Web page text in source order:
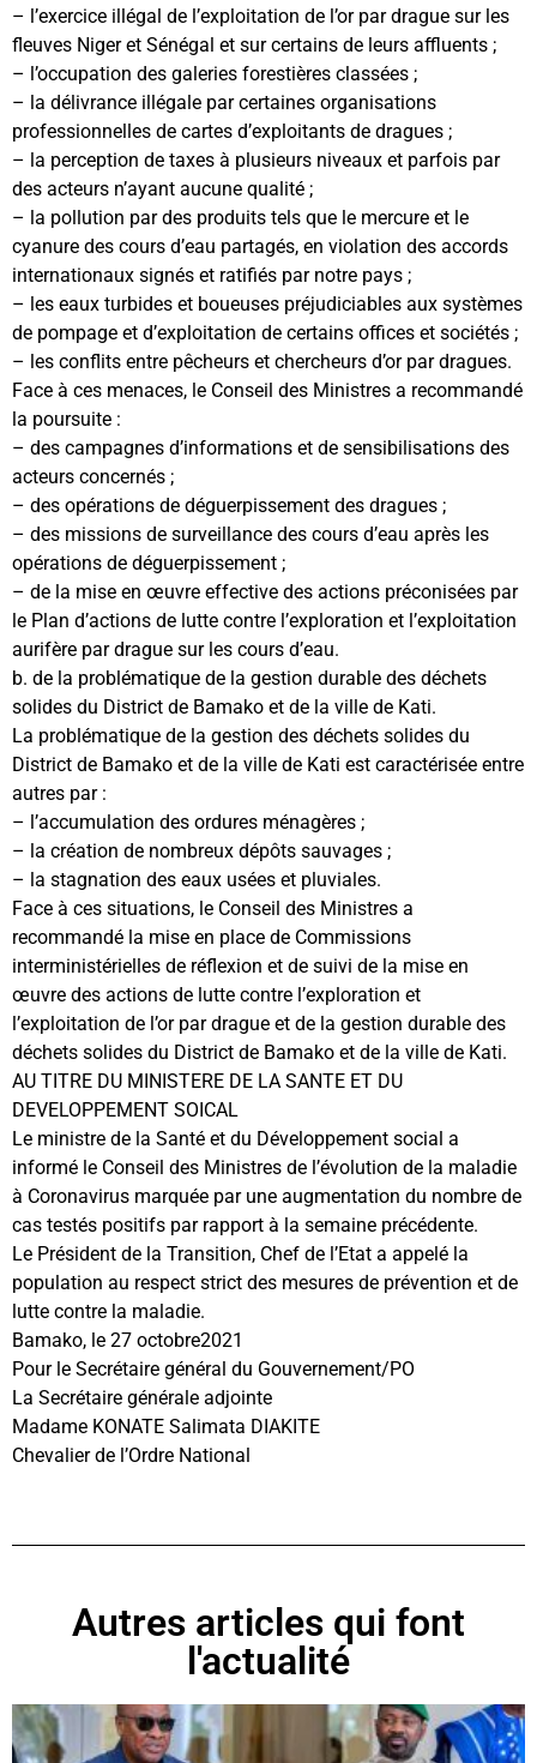
– l’exercice illégal de l’exploitation de l’or par drague sur les
fleuves Niger et Sénégal et sur certains de leurs affluents ;
– l’occupation des galeries forestières classées ;
– la délivrance illégale par certaines organisations
professionnelles de cartes d’exploitants de dragues ;
– la perception de taxes à plusieurs niveaux et parfois par
des acteurs n’ayant aucune qualité ;
– la pollution par des produits tels que le mercure et le
cyanure des cours d’eau partagés, en violation des accords
internationaux signés et ratifiés par notre pays ;
– les eaux turbides et boueuses préjudiciables aux systèmes
de pompage et d’exploitation de certains offices et sociétés ;
– les conflits entre pêcheurs et chercheurs d’or par dragues.
Face à ces menaces, le Conseil des Ministres a recommandé
la poursuite :
– des campagnes d’informations et de sensibilisations des
acteurs concernés ;
– des opérations de déguerpissement des dragues ;
– des missions de surveillance des cours d’eau après les
opérations de déguerpissement ;
– de la mise en œuvre effective des actions préconisées par
le Plan d’actions de lutte contre l’exploration et l’exploitation
aurifère par drague sur les cours d’eau.
b. de la problématique de la gestion durable des déchets
solides du District de Bamako et de la ville de Kati.
La problématique de la gestion des déchets solides du
District de Bamako et de la ville de Kati est caractérisée entre
autres par :
– l’accumulation des ordures ménagères ;
– la création de nombreux dépôts sauvages ;
– la stagnation des eaux usées et pluviales.
Face à ces situations, le Conseil des Ministres a
recommandé la mise en place de Commissions
interministérielles de réflexion et de suivi de la mise en
œuvre des actions de lutte contre l’exploration et
l’exploitation de l’or par drague et de la gestion durable des
déchets solides du District de Bamako et de la ville de Kati.
AU TITRE DU MINISTERE DE LA SANTE ET DU
DEVELOPPEMENT SOICAL
Le ministre de la Santé et du Développement social a
informé le Conseil des Ministres de l’évolution de la maladie
à Coronavirus marquée par une augmentation du nombre de
cas testés positifs par rapport à la semaine précédente.
Le Président de la Transition, Chef de l’Etat a appelé la
population au respect strict des mesures de prévention et de
lutte contre la maladie.
Bamako, le 27 octobre2021
Pour le Secrétaire général du Gouvernement/PO
La Secrétaire générale adjointe
Madame KONATE Salimata DIAKITE
Chevalier de l’Ordre National
Autres articles qui font
l'actualité